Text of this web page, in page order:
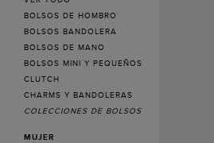
BOLSOS DE HOMBRO
BOLSOS BANDOLERA
BOLSOS DE MANO
BOLSOS MINI Y PEQUEÑOS
CLUTCH
CHARMS Y BANDOLERAS
COLECCIONES DE BOLSOS
MUJER